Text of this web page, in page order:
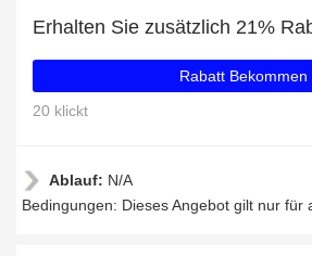
Rabatt Bekommen
20 klickt
Ablauf: N/A
Bedingungen: Dieses Angebot gilt nur für